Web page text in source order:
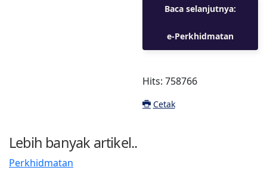
Baca selanjutnya:
e-Perkhidmatan
Hits: 758766
Cetak
Lebih banyak artikel..
Perkhidmatan